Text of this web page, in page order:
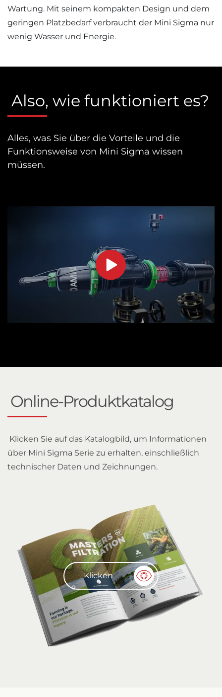
Wartung. Mit seinem kompakten Design und dem
geringen Platzbedarf verbraucht der Mini Sigma nur
wenig Wasser und Energie.
Also, wie funktioniert es?
Alles, was Sie über die Vorteile und die
Funktionsweise von Mini Sigma wissen
müssen.
Online-Produktkatalog
Klicken Sie auf das Katalogbild, um Informationen
über Mini Sigma Serie zu erhalten, einschließlich
technischer Daten und Zeichnungen.
Klicken